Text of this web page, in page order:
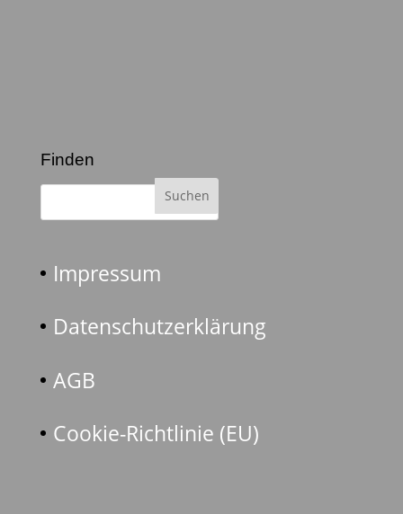
Finden
Impressum
Datenschutzerklärung
AGB
Cookie-Richtlinie (EU)